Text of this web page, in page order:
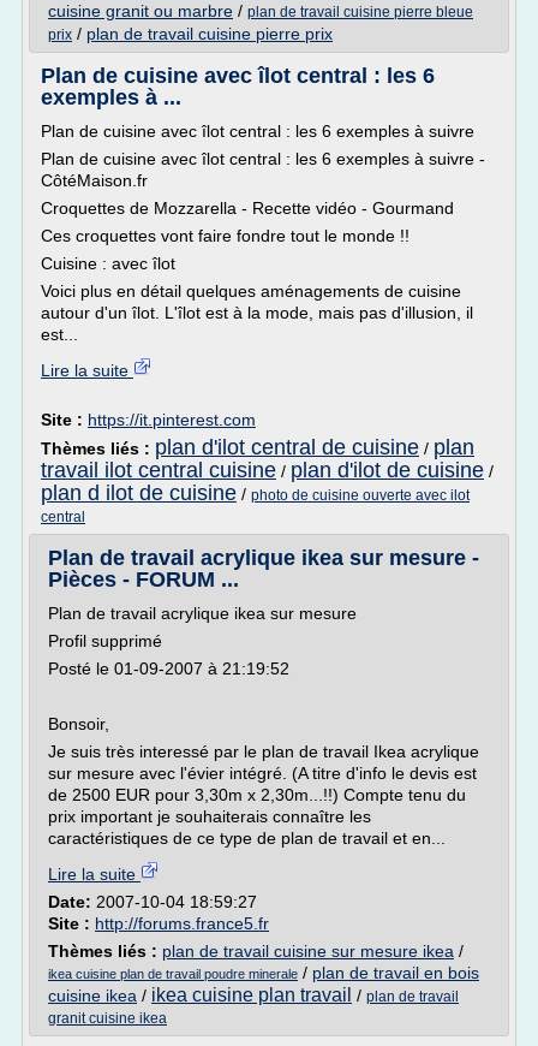
cuisine granit ou marbre / plan de travail cuisine pierre bleue
prix / plan de travail cuisine pierre prix
Plan de cuisine avec îlot central : les 6
exemples à ...
Plan de cuisine avec îlot central : les 6 exemples à suivre
Plan de cuisine avec îlot central : les 6 exemples à suivre -
CôtéMaison.fr
Croquettes de Mozzarella - Recette vidéo - Gourmand
Ces croquettes vont faire fondre tout le monde !!
Cuisine : avec îlot
Voici plus en détail quelques aménagements de cuisine
autour d'un îlot. L'îlot est à la mode, mais pas d'illusion, il
est...
Lire la suite
Site : https://it.pinterest.com
Thèmes liés : plan d'ilot central de cuisine / plan
travail ilot central cuisine / plan d'ilot de cuisine /
plan d ilot de cuisine / photo de cuisine ouverte avec ilot
central
Plan de travail acrylique ikea sur mesure -
Pièces - FORUM ...
Plan de travail acrylique ikea sur mesure
Profil supprimé
Posté le 01-09-2007 à 21:19:52
Bonsoir,
Je suis très interessé par le plan de travail Ikea acrylique
sur mesure avec l'évier intégré. (A titre d'info le devis est
de 2500 EUR pour 3,30m x 2,30m...!!) Compte tenu du
prix important je souhaiterais connaître les
caractéristiques de ce type de plan de travail et en...
Lire la suite
Date: 2007-10-04 18:59:27
Site : http://forums.france5.fr
Thèmes liés : plan de travail cuisine sur mesure ikea /
ikea cuisine plan de travail poudre minerale / plan de travail en bois
cuisine ikea / ikea cuisine plan travail / plan de travail
granit cuisine ikea